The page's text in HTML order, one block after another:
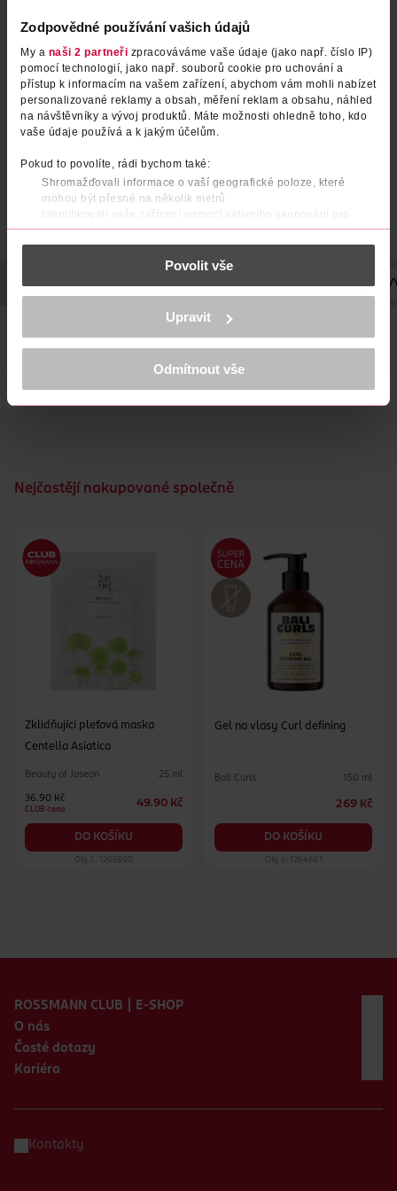
Zodpovědné používání vašich údajů
My a naši 2 partneři zpracováváme vaše údaje (jako např. číslo IP)
pomocí technologií, jako např. souborů cookie pro uchování a
přístup k informacím na vašem zařízení, abychom vám mohli nabízet
personalizované reklamy a obsah, měření reklam a obsahu, náhled
na návštěvníky a vývoj produktů. Máte možnosti ohledně toho, kdo
vaše údaje používá a k jakým účelům.
Pokud to povolíte, rádi bychom také:
Shromažďovali informace o vaší geografické poloze, které
mohou být přesné na několik metrů
Identifikovali vaše zařízení pomocí aktivního skenování pro
konkrétní charakteristiky (otisk prstu)
Zjistěte více o tom, jak zpracováváme vaše osobní údaje, a nastavte
části s podrobnostmi . Svůj souhlas můžete kdykoliv
K provozu stránek, personalizaci obsahu a reklam, funkcí sociálních
médií, analýze návštěvnosti, které mohou nést osobní údaje.
Více najdete vprohlášení o ochraně osobních údajů.
Děkujeme za pochopení. >více o cookies<
Povolit vše
Upravit
Odmítnout vše
POPIS
Hřejivá svíčka na provonění prostoru a pokojů pro krásnou
zimní atmosféru.
Nejčastějí nakupované společně
Zklidňující pleťová maska
Centella Asiatica
Beauty of Joseon 25 ml
36.90 Kč
CLUB cena
49.90 Kč
DO KOŠÍKU
Obj. č.: 1205800
Gel na vlasy Curl defining
Bali Curls 150 ml
269 Kč
DO KOŠÍKU
Obj. č.: 1264661
ROSSMANN CLUB | E-SHOP
O nás
Časté dotazy
Kariéra
Kontakty